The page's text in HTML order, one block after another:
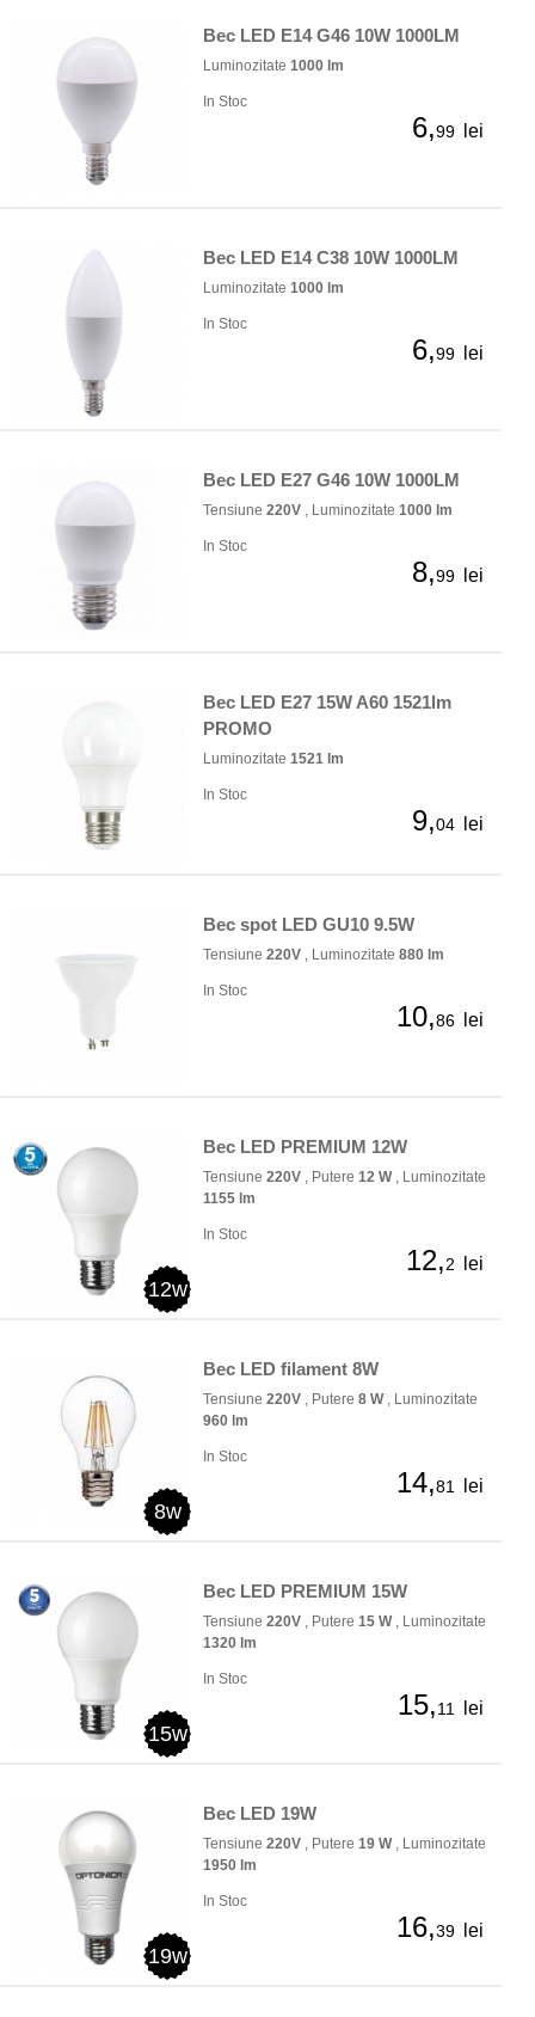
Bec LED E14 G46 10W 1000LM
Luminozitate 1000 lm
In Stoc
6,99 lei
Bec LED E14 C38 10W 1000LM
Luminozitate 1000 lm
In Stoc
6,99 lei
Bec LED E27 G46 10W 1000LM
Tensiune 220V , Luminozitate 1000 lm
In Stoc
8,99 lei
Bec LED E27 15W A60 1521lm
PROMO
Luminozitate 1521 lm
In Stoc
9,04 lei
Bec spot LED GU10 9.5W
Tensiune 220V , Luminozitate 880 lm
In Stoc
10,86 lei
12w
Bec LED PREMIUM 12W
Tensiune 220V , Putere 12 W, Luminozitate
1155 lm
In Stoc
12,2 lei
8w
Bec LED filament 8W
Tensiune 220V , Putere 8 W, Luminozitate
960 lm
In Stoc
14,81 lei
15w
Bec LED PREMIUM 15W
Tensiune 220V , Putere 15 W, Luminozitate
1320 lm
In Stoc
15,11 lei
19w
Bec LED 19W
Tensiune 220V , Putere 19 W, Luminozitate
1950 lm
In Stoc
16,39 lei